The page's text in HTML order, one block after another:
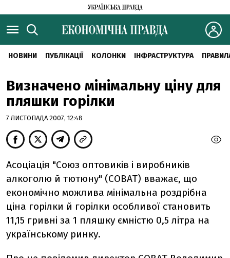
НОВИНИ ПУБЛІКАЦІЇ КОЛОНКИ ІНФРАСТРУКТУРА
Визначено мінімальну ціну для
пляшки горілки
7 ЛИСТОПАДА 2007, 12:48
Асоціація "Союз оптовиків і виробників
алкоголю й тютюну" (СОВАТ) вважає, що
економічно можлива мінімальна роздрібна
ціна горілки й горілки особливої становить
11,15 гривні за 1 пляшку ємністю 0,5 літра на
українському ринку.